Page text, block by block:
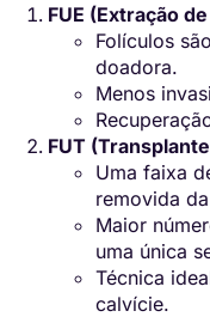
FUE (Extração
Folículos
doadora.
Menos
FUT
Uma faixa
removida
Maior
uma única
Técnica
calvície.